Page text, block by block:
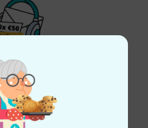
hírlevél
nyelvű hírlevelére, és kis
a50egyenként
Akciók